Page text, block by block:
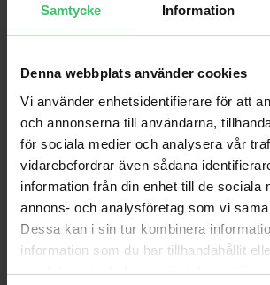
Samtycke Information
Denna webbplats använder cookies
Vi använder enhetsidentifierare för att
och annonserna till användarna,
för sociala medier och analysera vår
vidarebefordrar även sådana
information från din enhet till de sociala
annons- och analysföretag som vi
Dessa kan i sin tur kombinera
information som du har tillhandahållit
samlat in när du har använt deras
Varför
Smärtfri löpning
Lär dig en skonsam löpteknik
kroppen istället för att bryta ner